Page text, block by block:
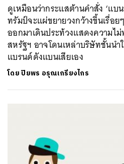
ดูเหมือนว่ากระแสต้านคำสั่ง ‘แ
ทรัมป์จะแผ่ขยายวงกว้างขึ้นเรื่อ
ออกมาเดินประท้วงแสดงความไ
สหรัฐฯ อาจโดนเหล่าบริษัทชั้นน
แบรนด์ดังแบนเสียเอง
โดยปิยพร อรุณเกรียงไกร